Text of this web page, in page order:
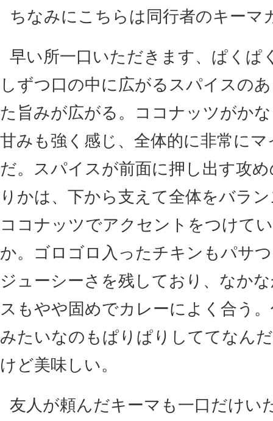
ちなみにこちらは同行者のキーマ
早い所一口いただきます、ぱくぱ
しずつ口の中に広がるスパイスの
た旨みが広がる。ココナッツがか
甘みも強く感じ、全体的に非常に
だ。スパイスが前面に押し出す攻
りかは、下から支えて全体をバラ
ココナッツでアクセントをつけて
か。ゴロゴロ入ったチキンもパサ
ジューシーさを残しており、なか
スもやや固めでカレーによく合う
みたいなのもぱりぱりしててなん
けど美味しい。
友人が頼んだキーマも一口だけい